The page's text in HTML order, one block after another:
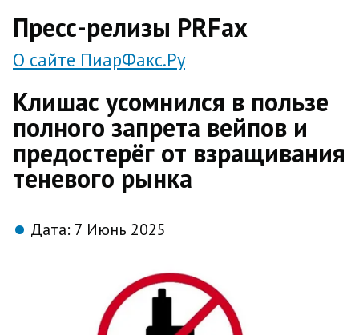
Пресс-релизы PRFax
О сайте ПиарФакс.Ру
Клишас усомнился в пользе
полного запрета вейпов и
предостерёг от взращивания
теневого рынка
Дата: 7 Июнь 2025